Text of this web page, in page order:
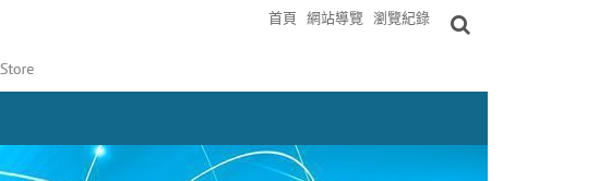
首頁 網站導覽 瀏覽紀錄